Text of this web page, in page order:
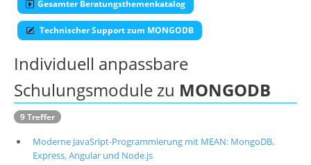
Gesamter Beratungsthemenkatalog
Technischer Support zum MONGODB
Individuell anpassbare
Schulungsmodule zu MONGODB
9 Treffer
Moderne JavaSript-Programmierung mit MEAN: MongoDB,
Express, Angular und Node.js